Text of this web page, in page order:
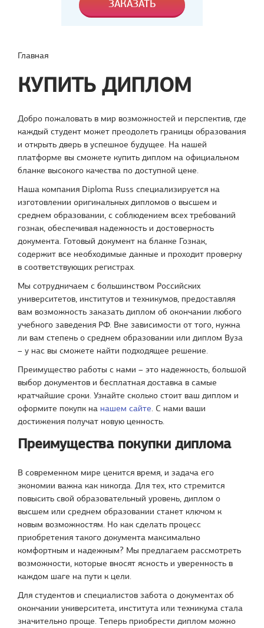
Главная
КУПИТЬ ДИПЛОМ
Добро пожаловать в мир возможностей и перспектив, где
каждый студент может преодолеть границы образования
и открыть дверь в успешное будущее. На нашей
платформе вы сможете купить диплом на официальном
бланке высокого качества по доступной цене.
Наша компания Diploma Russ специализируется на
изготовлении оригинальных дипломов о высшем и
среднем образовании, с соблюдением всех требований
гознак, обеспечивая надежность и достоверность
документа. Готовый документ на бланке Гознак,
содержит все необходимые данные и проходит проверку
в соответствующих регистрах.
Мы сотрудничаем с большинством Российских
университетов, институтов и техникумов, предоставляя
вам возможность заказать диплом об окончании любого
учебного заведения РФ. Вне зависимости от того, нужна
ли вам степень о среднем образовании или диплом Вуза
– у нас вы сможете найти подходящее решение.
Преимущество работы с нами – это надежность, большой
выбор документов и бесплатная доставка в самые
кратчайшие сроки. Узнайте сколько стоит ваш диплом и
оформите покупк на нашем сайте. С нами ваши
достижения получат новую ценность.
Преимущества покупки диплома
В современном мире ценится время, и задача его
экономии важна как никогда. Для тех, кто стремится
повысить свой образовательный уровень, диплом о
высшем или среднем образовании станет ключом к
новым возможностям. Но как сделать процесс
приобретения такого документа максимально
комфортным и надежным? Мы предлагаем рассмотреть
возможности, которые вносят ясность и уверенность в
каждом шаге на пути к цели.
Для студентов и специалистов забота о документах об
окончании университета, института или техникума стала
значительно проще. Теперь приобрести диплом можно